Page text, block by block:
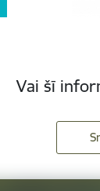
Vai šī